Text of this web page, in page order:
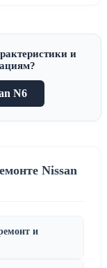
и
N6
Nissan
и